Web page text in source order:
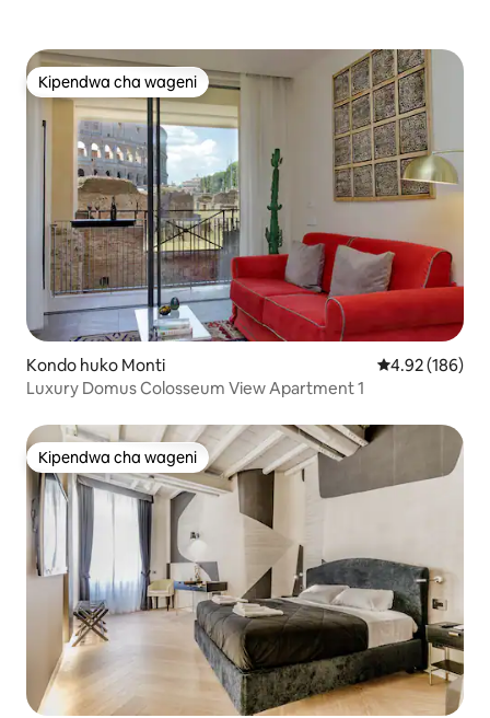
Kipendwa cha wageni
Kipendwa cha wageni
Kondo huko Monti Ukadiriaji wa
4.92 (186)
Luxury Domus Colosseum View Apartment 1
Kipendwa cha wageni
Kipendwa cha wageni